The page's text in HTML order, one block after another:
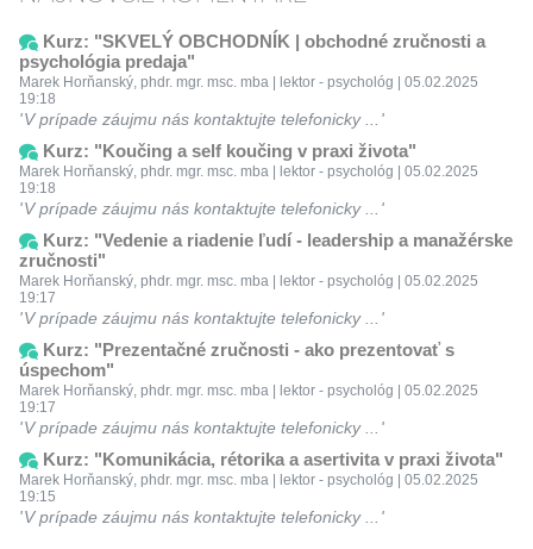
Kurz: "SKVELÝ OBCHODNÍK | obchodné zručnosti a
psychológia predaja"
Marek Horňanský, phdr. mgr. msc. mba | lektor - psychológ | 05.02.2025
19:18
V prípade záujmu nás kontaktujte telefonicky ...
Kurz: "Koučing a self koučing v praxi života"
Marek Horňanský, phdr. mgr. msc. mba | lektor - psychológ | 05.02.2025
19:18
V prípade záujmu nás kontaktujte telefonicky ...
Kurz: "Vedenie a riadenie ľudí - leadership a manažérske
zručnosti"
Marek Horňanský, phdr. mgr. msc. mba | lektor - psychológ | 05.02.2025
19:17
V prípade záujmu nás kontaktujte telefonicky ...
Kurz: "Prezentačné zručnosti - ako prezentovať s
úspechom"
Marek Horňanský, phdr. mgr. msc. mba | lektor - psychológ | 05.02.2025
19:17
V prípade záujmu nás kontaktujte telefonicky ...
Kurz: "Komunikácia, rétorika a asertivita v praxi života"
Marek Horňanský, phdr. mgr. msc. mba | lektor - psychológ | 05.02.2025
19:15
V prípade záujmu nás kontaktujte telefonicky ...